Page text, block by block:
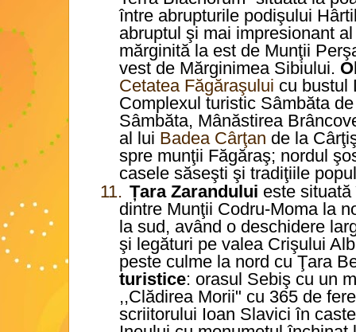
între abrupturile podişului
abruptul şi mai impresionant
mărginită la est de Munţii
vest de Mărginimea Sibiului.
Cetatea Făgăraşului cu bustul
Complexul turistic Sâmbăta
Sâmbăta, Mânăstirea
al lui Badea Cârţan de la
spre munţii Făgăraş; nordul
casele săseşti şi tradiţiile
11. Țara Zarandului este
dintre Munţii Codru-Moma la
la sud, având o deschidere
şi legături pe valea Crişului
peste culme la nord cu Ţara
turistice: orasul Sebiş cu un
,,Clădirea Morii" cu 365 de
scriitorului Ioan Slavici în